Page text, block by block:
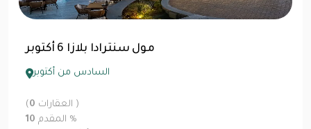
مول سنترادا بلازا 6 أكتوبر
السادس من أكتوبر
(0
العقارات )
المقدم 10
%